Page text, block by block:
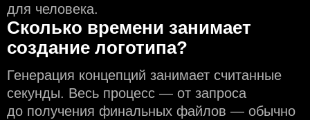
для человека.
Сколько времени занимает
создание логотипа?
Генерация концепций занимает считанные
секунды. Весь процесс — от запроса
до получения финальных файлов — обычно